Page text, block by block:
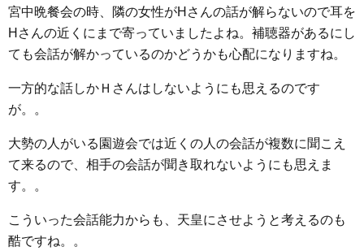
宮中晩餐会の時、隣の女性がHさんの話が解らないので耳を
Hさんの近くにまで寄っていましたよね。補聴器があるにし
ても会話が解かっているのかどうかも心配になりますね。
一方的な話しかＨさんはしないようにも思えるのです
が。。
大勢の人がいる園遊会では近くの人の会話が複数に聞こえ
て来るので、相手の会話が聞き取れないようにも思えま
す。。
こういった会話能力からも、天皇にさせようと考えるのも
酷ですね。。